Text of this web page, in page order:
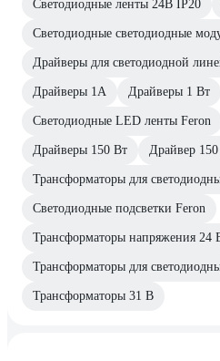
Светодиодные ленты 24В IP20
Светодиодные светодиодные
Драйверы для светодиодной
Драйверы 1А Драйверы 1 Вт
Светодиодные LED ленты Feron
Драйверы 150 Вт Драйвер 150
Трансформаторы для
Светодиодные подсветки Feron
Трансформаторы напряжения 24
Трансформаторы для
Трансформаторы 31 В